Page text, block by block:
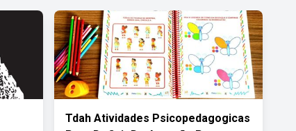
Tdah Atividades Psicopedagogicas